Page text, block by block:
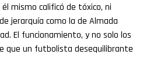
mismo calificó de tóxico, ni
jerarquía como la de Almada
El funcionamiento, y no solo los
que un futbolista desequilibrante